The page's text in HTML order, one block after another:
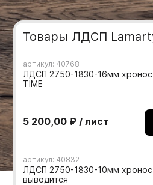
Фасады
Мебельные образцы,
Товары ЛДСП
артикул: 40768
ЛДСП 2750-1830-16мм
TIME
5 200,00 ₽ / лист
артикул: 40832
ЛДСП 2750-1830-10мм
выводится